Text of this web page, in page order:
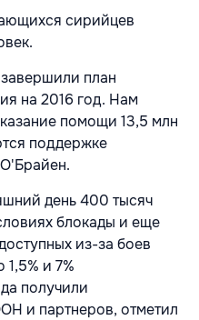
сирийцев
план
на 2016 год. Нам
помощи 13,5 млн
поддержке
день 400 тысяч
блокады и еще
из-за боев
и 7%
получили
и партнеров, отметил